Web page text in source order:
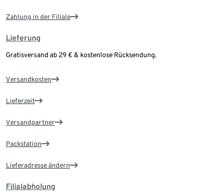
Zahlung in der Filiale
Lieferung
Gratisversand ab 29 € & kostenlose Rücksendung.
Versandkosten
Lieferzeit
Versandpartner
Packstation
Lieferadresse ändern
Filialabholung